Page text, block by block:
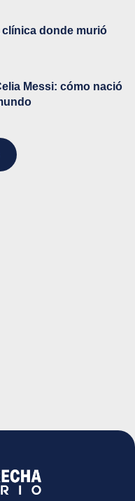
donde murió
Messi: cómo nació